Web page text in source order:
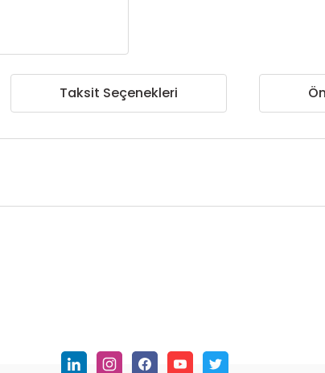
Taksit Seçenekleri